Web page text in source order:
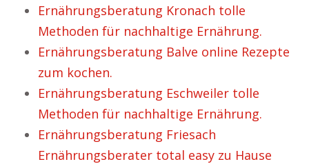
Ernährungsberatung Kronach tolle
Methoden für nachhaltige Ernährung.
Ernährungsberatung Balve online Rezepte
zum kochen.
Ernährungsberatung Eschweiler tolle
Methoden für nachhaltige Ernährung.
Ernährungsberatung Friesach
Ernährungsberater total easy zu Hause